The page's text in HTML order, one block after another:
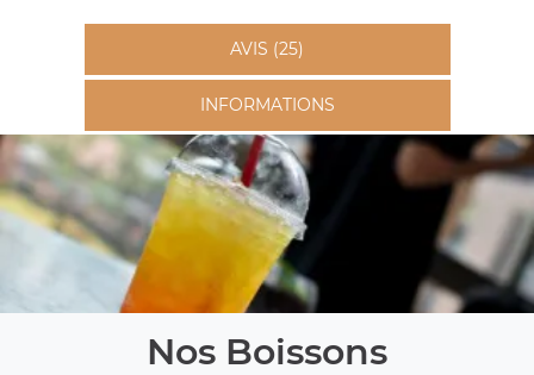
AVIS (25)
INFORMATIONS
Nos Boissons